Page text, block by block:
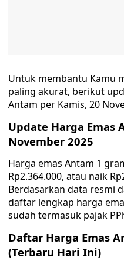
Untuk membantu Kamu
paling akurat, berikut
Antam per Kamis, 20
Update Harga Emas
November 2025
Harga emas Antam 1
Rp2.364.000, atau naik
Berdasarkan data resmi
daftar lengkap harga
sudah termasuk pajak
Daftar Harga Emas
(Terbaru Hari Ini)